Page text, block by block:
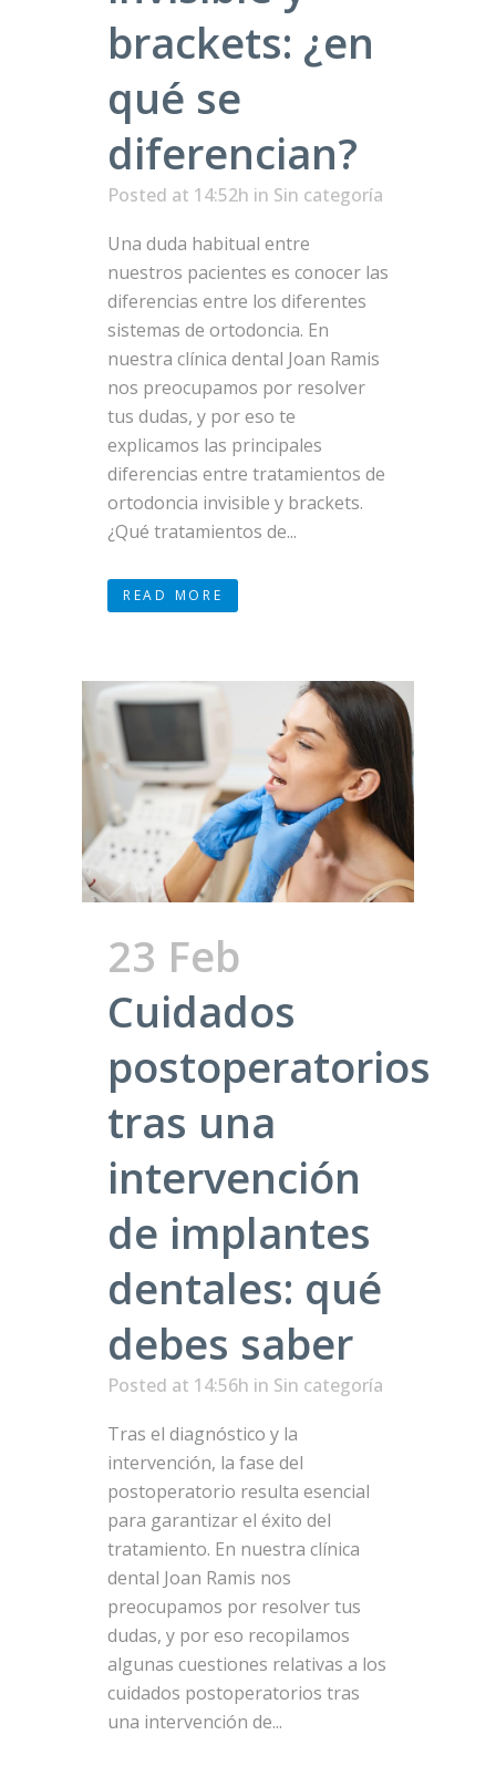
brackets: ¿en
qué se
diferencian?
Posted at 14:52h in Sin categoría
Una duda habitual entre
nuestros pacientes es conocer las
diferencias entre los diferentes
sistemas de ortodoncia. En
nuestra clínica dental Joan Ramis
nos preocupamos por resolver
tus dudas, y por eso te
explicamos las principales
diferencias entre tratamientos de
ortodoncia invisible y brackets.
¿Qué tratamientos de...
READ MORE
23 Feb
Cuidados
postoperatorios
tras una
intervención
de implantes
dentales: qué
debes saber
Posted at 14:56h in Sin categoría
Tras el diagnóstico y la
intervención, la fase del
postoperatorio resulta esencial
para garantizar el éxito del
tratamiento. En nuestra clínica
dental Joan Ramis nos
preocupamos por resolver tus
dudas, y por eso recopilamos
algunas cuestiones relativas a los
cuidados postoperatorios tras
una intervención de...